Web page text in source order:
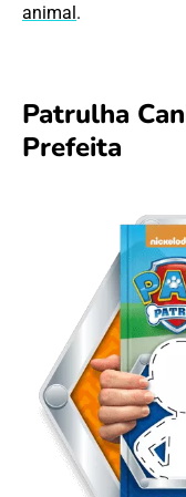
animal.
Patrulha
Prefeita